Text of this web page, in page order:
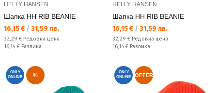
HELLY HANSEN
Шапка HH RIB BEANIE
Текуща цена:
16,15 € / 31,59 лв.
Редовна цена:
32,29 € Редовна цена
Спестявате:
16,14 € Разлика
HELLY HANSEN
Шапка HH RIB BEANIE
Текуща цена:
16,15 € / 31,59 лв.
Редовна цена:
32,29 € Редовна цена
Спестявате:
16,14 € Разлика
ONLY
ONLINE
%
ONLY
ONLINE
OFFER